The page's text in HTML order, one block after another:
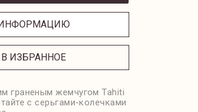
ИЗБРАННОЕ
граненым жемчугом Tahiti
с серьгами-колечками